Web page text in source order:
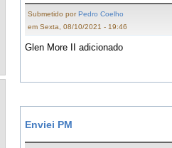
Submetido porPedro Coelho
em Sexta, 08/10/2021 - 19:46
Glen More II adicionado
Enviei PM